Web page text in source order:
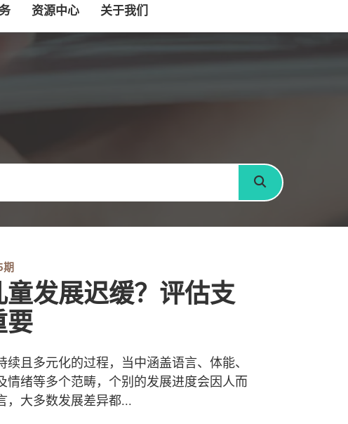
资源中心 关于我们
搜寻
期
童发展迟缓？评估支
要
续且多元化的过程，当中涵盖语言、体能、
情绪等多个范畴，个别的发展进度会因人而
，大多数发展差异都...